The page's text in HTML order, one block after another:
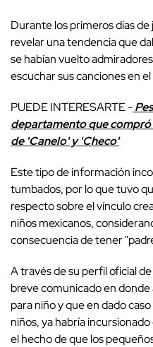
Durante los primeros días
revelar una tendencia que
se habían vuelto
escuchar sus canciones en el
PUEDE INTERESARTE -
departamento que
de 'Canelo' y 'Checo'
Este tipo de información
tumbados, por lo que tuvo
respecto sobre el vínculo
niños mexicanos,
consecuencia de tener
A través de su perfil oficial
breve comunicado en
para niño y que en dado
niños, ya habría
el hecho de que los